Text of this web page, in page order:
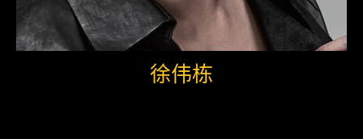
徐伟栋